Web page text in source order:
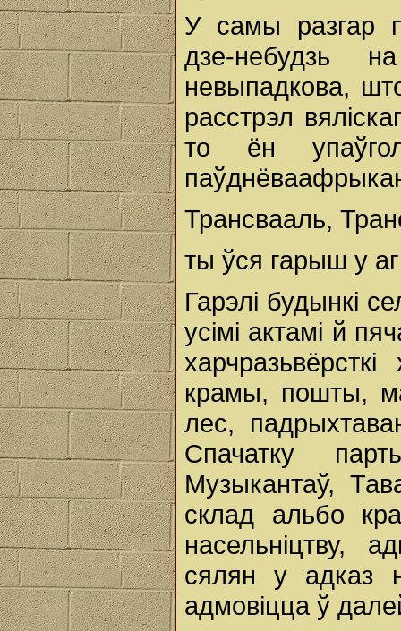
У самы разгар
дзе-небудзь
невыпадкова,
расстрэл
то ён
Трансвааль,
ты ўся гарыш у
Гарэлі будынкі
усімі актамі й
крамы, пошты,
лес,
Спачатку
Музыкантаў,
склад альбо
насельніцтву,
сялян у адказ
адмовіцца ў